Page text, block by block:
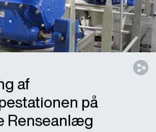
af
på
Renseanlæg